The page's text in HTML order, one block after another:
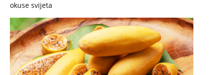
okuse svijeta